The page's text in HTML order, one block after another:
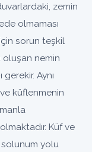
zemin
olmaması
için sorun teşkil
oluşan nemin
Aynı
küflenmenin
Küf ve
yolu